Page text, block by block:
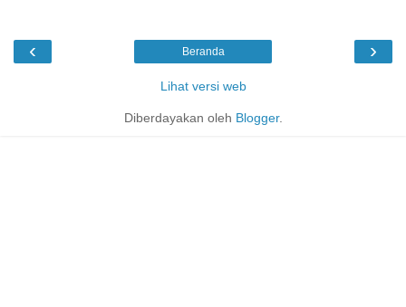
‹ ›
Beranda
Lihat versi web
Diberdayakan oleh Blogger.